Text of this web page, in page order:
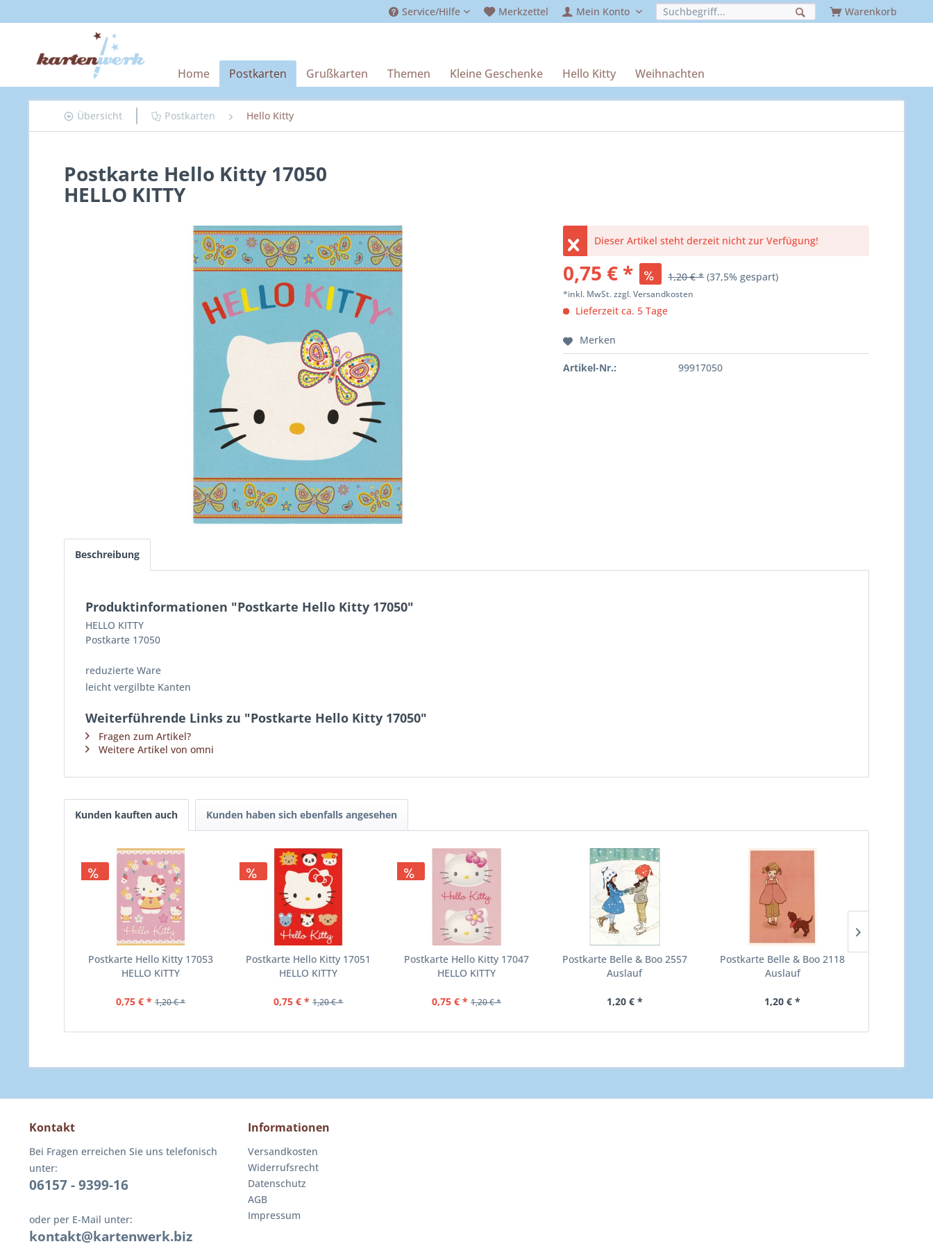
Service/Hilfe Merkzettel Mein Konto Warenkorb
Home Postkarten Grußkarten Themen Kleine Geschenke Hello Kitty Weihnachten
Übersicht Postkarten Hello Kitty
Postkarte Hello Kitty 17050
HELLO KITTY
Dieser Artikel steht derzeit nicht zur Verfügung!
0,75 € * 1,20 € * (37,5% gespart)
*inkl. MwSt.zzgl. Versandkosten
Lieferzeit ca. 5 Tage
Merken
Artikel-Nr.: 99917050
Beschreibung
Produktinformationen "Postkarte Hello Kitty 17050"
HELLO KITTY
Postkarte 17050
reduzierte Ware
leicht vergilbte Kanten
Weiterführende Links zu "Postkarte Hello Kitty 17050"
Fragen zum Artikel?
Weitere Artikel von omni
Kunden kauften auch Kunden haben sich ebenfalls angesehen
Postkarte Hello Kitty 17053
HELLO KITTY
0,75 € * 1,20 € *
Postkarte Hello Kitty 17051
HELLO KITTY
0,75 € * 1,20 € *
Postkarte Hello Kitty 17047
HELLO KITTY
0,75 € * 1,20 € *
Postkarte Belle & Boo 2557
Auslauf
1,20 € *
Postkarte Belle & Boo 2118
Auslauf
1,20 € *
Kontakt
Bei Fragen erreichen Sie uns telefonisch
unter:
06157 - 9399-16
oder per E-Mail unter:
kontakt@kartenwerk.biz
Informationen
Versandkosten
Widerrufsrecht
Datenschutz
AGB
Impressum